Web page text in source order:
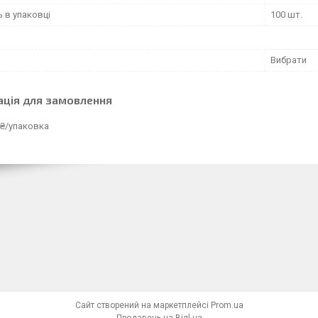
в упаковці 100 шт.
Вибрати
для замовлення
упаковка
Сайт створений на маркетплейсі Prom.ua